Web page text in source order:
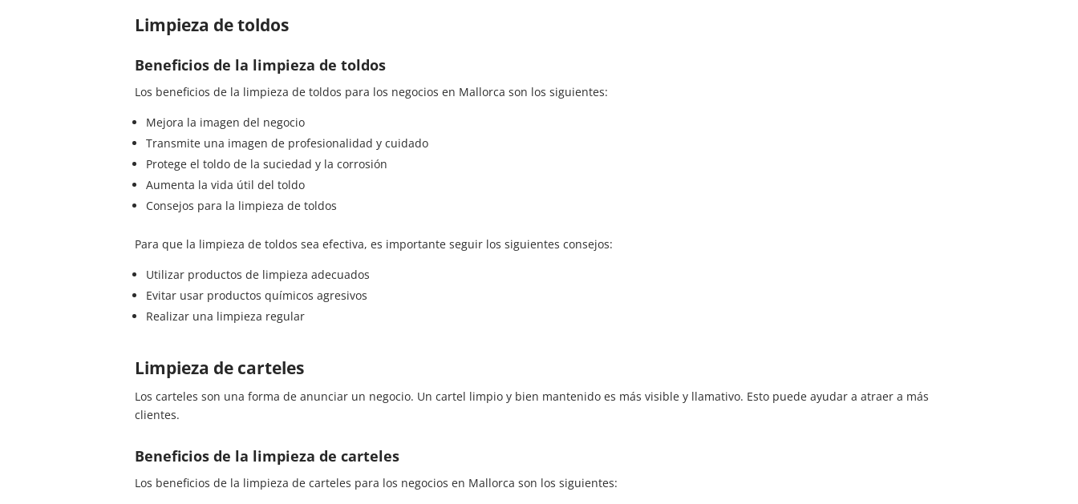
Limpieza de toldos
Beneficios de la limpieza de toldos
Los beneficios de la limpieza de toldos para los negocios en Mallorca son los siguientes:
Mejora la imagen del negocio
Transmite una imagen de profesionalidad y cuidado
Protege el toldo de la suciedad y la corrosión
Aumenta la vida útil del toldo
Consejos para la limpieza de toldos
Para que la limpieza de toldos sea efectiva, es importante seguir los siguientes consejos:
Utilizar productos de limpieza adecuados
Evitar usar productos químicos agresivos
Realizar una limpieza regular
Limpieza de carteles
Los carteles son una forma de anunciar un negocio. Un cartel limpio y bien mantenido es más visible y llamativo. Esto puede ayudar a atraer a más
clientes.
Beneficios de la limpieza de carteles
Los beneficios de la limpieza de carteles para los negocios en Mallorca son los siguientes: